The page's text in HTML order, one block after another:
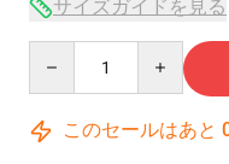
サイズガイドを見る
このセールはあと